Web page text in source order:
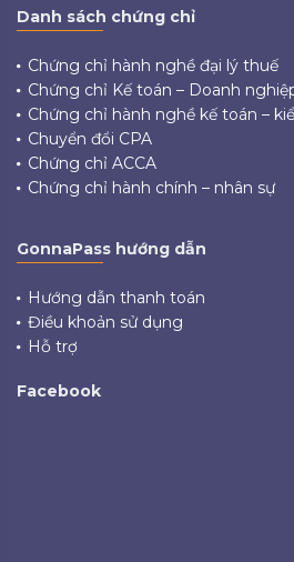
Danh sách chứng chỉ
Chứng chỉ hành nghề đại lý thuế
Chứng chỉ Kế toán – Doanh
Chứng chỉ hành nghề kế toán –
Chuyển đổi CPA
Chứng chỉ ACCA
Chứng chỉ hành chính – nhân sự
GonnaPass hướng dẫn
Hướng dẫn thanh toán
Điều khoản sử dụng
Hỗ trợ
Facebook